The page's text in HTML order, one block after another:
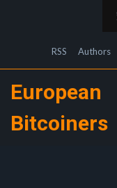
RSS Authors
European
Bitcoiners